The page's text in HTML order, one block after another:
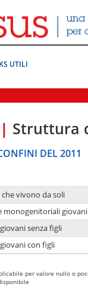
UTILI
| Struttura
DEL 2011
vivono da soli
monogenitoriali giovani
senza figli
con figli
per valore nullo o